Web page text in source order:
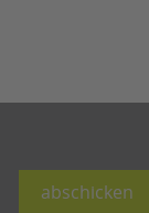
abschicken